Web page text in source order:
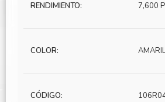
RENDIMIENTO: 7,600
COLOR:
CÓDIGO: